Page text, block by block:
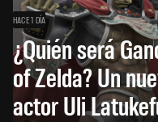
HACE 1 DÍA
¿Quién será
of Zelda? Un
actor Uli